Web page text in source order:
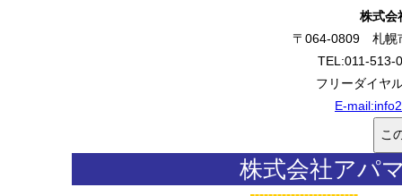
株式会
〒064-0809 札幌
TEL:011-
フリーダイヤ
E-mail:
株式会社アパ